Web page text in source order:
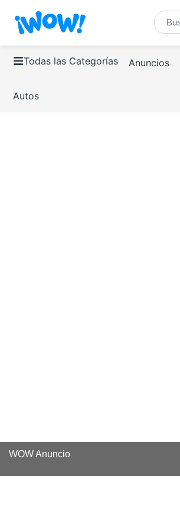
Todas las Categorías Anuncios
Autos
WOW Anuncio